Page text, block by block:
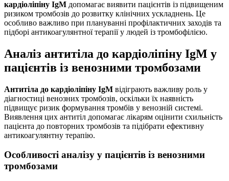
кардіоліпіну IgM допомагає виявити пацієнтів із підвищеним
ризиком тромбозів до розвитку клінічних ускладнень. Це
особливо важливо при плануванні профілактичних заходів та
підборі антикоагулянтної терапії у людей із тромбофілією.
Аналіз антитіла до кардіоліпіну IgM у
пацієнтів із венозними тромбозами
Антитіла до кардіоліпіну IgM відіграють важливу роль у
діагностиці венозних тромбозів, оскільки їх наявність
підвищує ризик формування тромбів у венозній системі.
Виявлення цих антитіл допомагає лікарям оцінити схильність
пацієнта до повторних тромбозів та підібрати ефективну
антикоагулянтну терапію.
Особливості аналізу у пацієнтів із венозними
тромбозами